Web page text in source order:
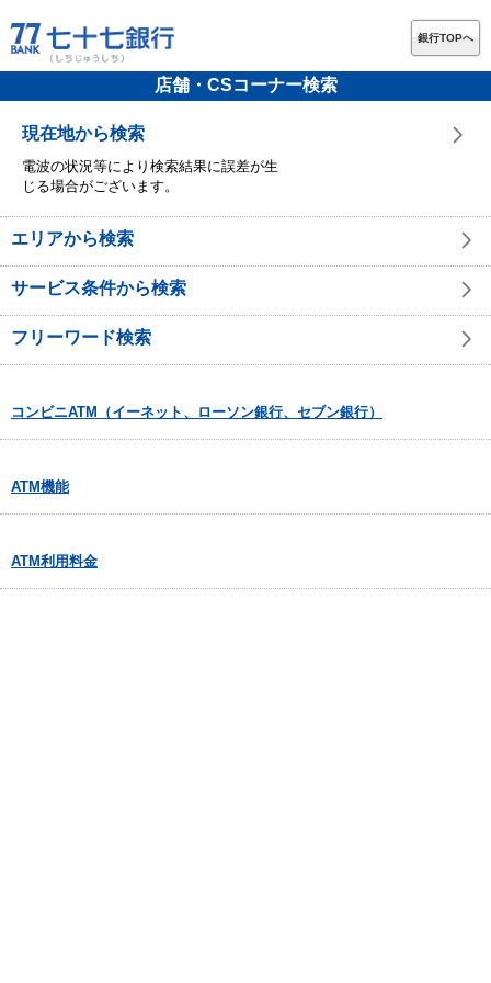
銀行TOPへ
店舗・CSコーナー検索
現在地から検索
電波の状況等により検索結果に誤差が生
じる場合がございます。
エリアから検索
サービス条件から検索
フリーワード検索
コンビニATM（イーネット、ローソン銀行、セブン銀行）
ATM機能
ATM利用料金